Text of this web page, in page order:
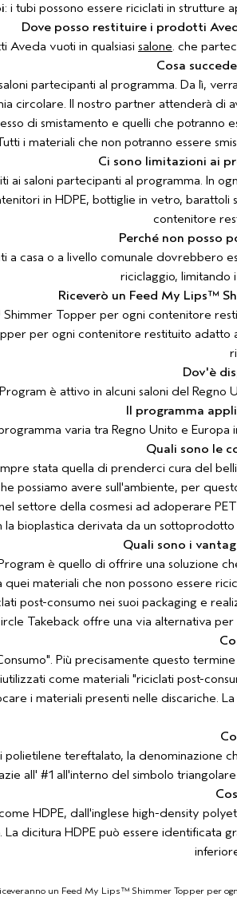
: i tubi possono essere riciclati in strutture
Dove posso restituire i prodotti
Aveda vuoti in qualsiasi salone. che
Cosa
partecipanti al programma. Da lì,
circolare. Il nostro partner attenderà
di smistamento e quelli che
i materiali che non potranno essere
Ci sono limitazioni ai
ai saloni partecipanti al programma. In
in HDPE, bottiglie in vetro,
contenitore
Perché non posso
a casa o a livello comunale dovrebbero
riciclaggio, limitando
Riceverò un Feed My Lips™
Topper per ogni contenitore
per ogni contenitore restituito
Dov'è
è attivo in alcuni saloni del
Il programma
varia tra Regno Unito e Europa
Quali sono le
stata quella di prenderci cura del
possiamo avere sull'ambiente, per
settore della cosmesi ad adoperare
la bioplastica derivata da un
Quali sono i
è quello di offrire una soluzione
quei materiali che non possono essere
post-consumo nei suoi packaging e
Takeback offre una via alternativa per
Più precisamente questo
come materiali "riciclati post-
i materiali presenti nelle discariche.
tereftalato, la denominazione
all' #1 all'interno del simbolo
HDPE, dall'inglese high-density
dicitura HDPE può essere
un Feed My Lips™ Shimmer Topper per